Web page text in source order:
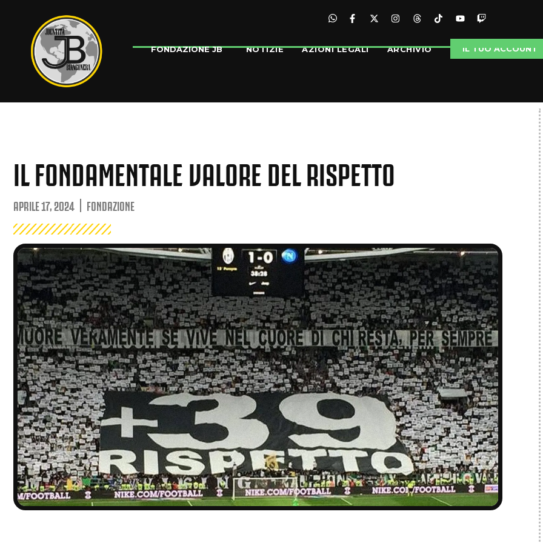
FONDAZIONE JB NOTIZIE AZIONI LEGALI ARCHIVIO IL TUO ACCOUNT
IL FONDAMENTALE VALORE DEL RISPETTO
APRILE 17, 2024 FONDAZIONE